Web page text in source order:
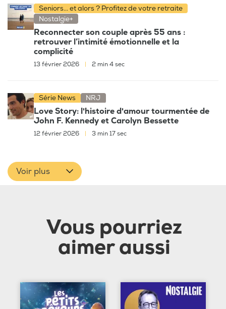
Seniors... et alors ? Profitez de votre retraite
Nostalgie+
Reconnecter son couple après 55 ans :
retrouver l’intimité émotionnelle et la
complicité
13 février 2026 | 2 min 4 sec
Série News NRJ
Love Story: l'histoire d'amour tourmentée de
John F. Kennedy et Carolyn Bessette
12 février 2026 3 min 17 sec
Voir plus
Vous pourriez
aimer aussi